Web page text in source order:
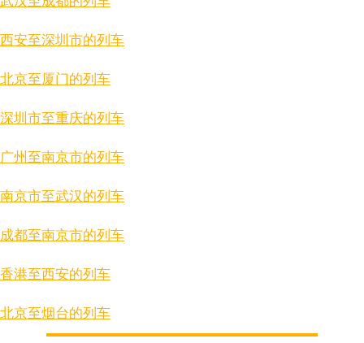
西安至深圳市的列车
北京至厦门的列车
深圳市至重庆的列车
广州至南京市的列车
南京市至武汉的列车
成都至南京市的列车
香港至西安的列车
北京至烟台的列车